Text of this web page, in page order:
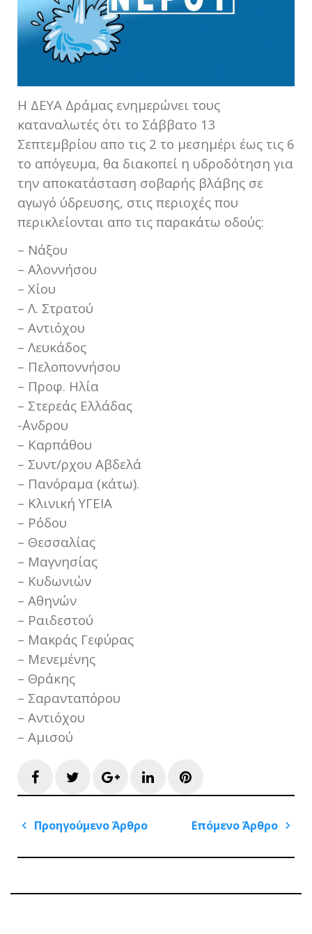
Η ΔΕΥΑ Δράμας ενημερώνει τους
καταναλωτές ότι το Σάββατο 13
Σεπτεμβρίου απο τις 2 το μεσημέρι έως τις 6
το απόγευμα, θα διακοπεί η υδροδότηση για
την αποκατάσταση σοβαρής βλάβης σε
αγωγό ύδρευσης, στις περιοχές που
περικλείονται απο τις παρακάτω οδούς:
– Νάξου
– Αλοννήσου
– Χίου
– Λ. Στρατού
– Αντιόχου
– Λευκάδος
– Πελοποννήσου
– Προφ. Ηλία
– Στερεάς Ελλάδας
-΄Ανδρου
– Καρπάθου
– Συντ/ρχου Αβδελά
– Πανόραμα (κάτω).
– Κλινική ΥΓΕΙΑ
– Ρόδου
– Θεσσαλίας
– Μαγνησίας
– Κυδωνιών
– Αθηνών
– Ραιδεστού
– Μακράς Γεφύρας
– Μενεμένης
– Θράκης
– Σαρανταπόρου
– Αντιόχου
– Αμισού
FacebookTwitterGoogle+LinkedInPinterest
Πλοήγηση
Προηγούμενο Άρθρο
Επόμενο Άρθρο